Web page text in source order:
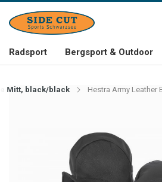
Radsport Bergsport & Outdoor
Mitt, black/black Hestra Army Leather